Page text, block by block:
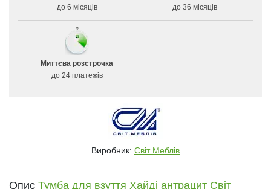
до 6 місяців
до 36 місяців
Миттєва розстрочка
до 24 платежів
Виробник: Світ Меблів
Опис Тумба для взуття Хайді антрацит Світ